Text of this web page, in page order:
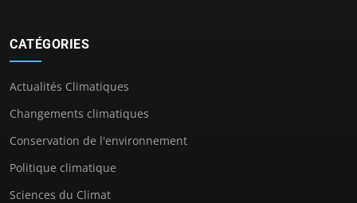
CATÉGORIES
Actualités Climatiques
Changements climatiques
Conservation de l'environnement
Politique climatique
Sciences du Climat